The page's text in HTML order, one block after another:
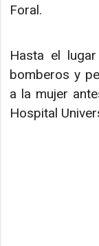
Foral.
Hasta el
bomberos y
a la mujer
Hospital